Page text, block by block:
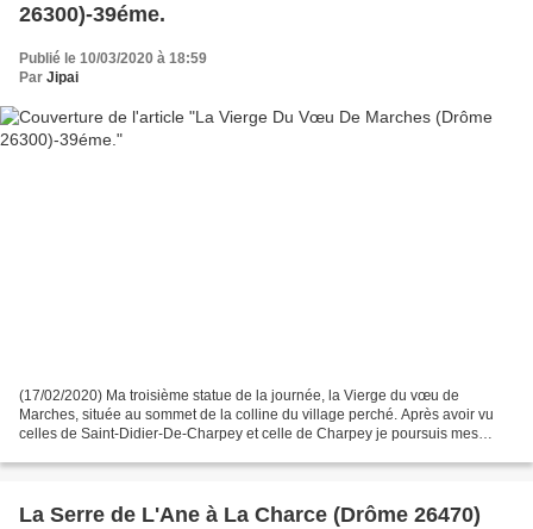
26300)-39éme.
Publié le 10/03/2020 à 18:59
Par Jipai
(17/02/2020) Ma troisième statue de la journée, la Vierge du vœu de
Marches, située au sommet de la colline du village perché. Après avoir vu
celles de Saint-Didier-De-Charpey et celle de Charpey je poursuis mes
La Serre de L'Ane à La Charce (Drôme 26470)